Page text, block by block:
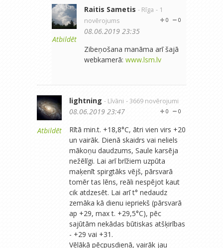
Atbildēt
Raitis Sametis - Rīga - 1
novērojums
0
0
08.06.2019 23:35
Zibeņošana manāma arī šajā
webkamerā: www.lsm.lv
Atbildēt
lightning - Līvāni - 3669 novērojumi
0
0
08.06.2019 23:47
Rītā min.t. +18,8°C, ātri vien virs +20
un vairāk. Dienā skaidrs vai neliels
mākoņu daudzums, Saule karsēja
nežēlīgi. Lai arī brīžiem uzpūta
maķenīt spirgtāks vējš, pārsvarā
tomēr tas lēns, reāli nespējot kaut
cik atdzesēt. Lai arī t° nedaudz
zemāka kā dienu iepriekš (pārsvarā
ap +29, max t. +29,5°C), pēc
sajūtām nekādas būtiskas atšķirības
- +29 vai +31.
Vēlākā pēcpusdienā, vairāk jau